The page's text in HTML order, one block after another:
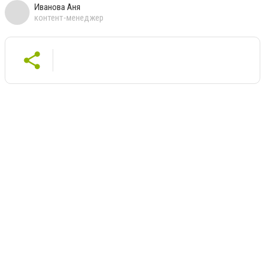
Иванова Аня
контент-менеджер